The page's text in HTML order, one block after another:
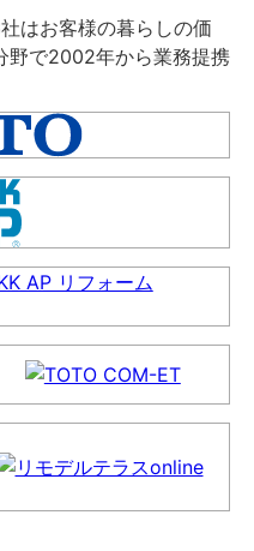
はお客様の暮らしの価
野で2002年から業務提携